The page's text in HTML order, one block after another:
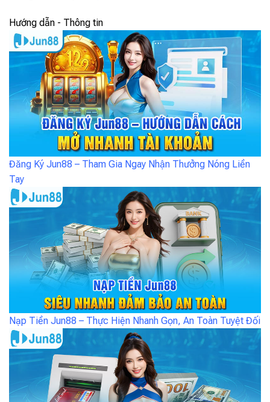
Hướng dẫn - Thông tin
Đăng Ký Jun88 – Tham Gia Ngay Nhận Thưởng Nóng Liền
Tay
Nạp Tiền Jun88 – Thực Hiện Nhanh Gọn, An Toàn Tuyệt Đối